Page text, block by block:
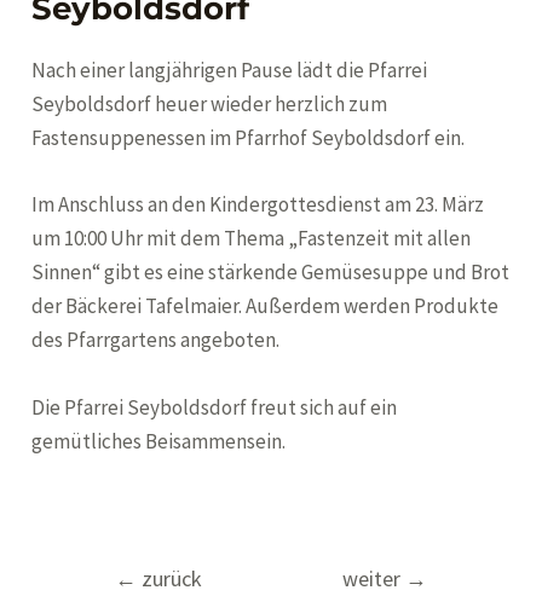
Seyboldsdorf
Nach einer langjährigen Pause lädt die Pfarrei
Seyboldsdorf heuer wieder herzlich zum
Fastensuppenessen im Pfarrhof Seyboldsdorf ein.
Im Anschluss an den Kindergottesdienst am 23. März
um 10:00 Uhr mit dem Thema „Fastenzeit mit allen
Sinnen“ gibt es eine stärkende Gemüsesuppe und Brot
der Bäckerei Tafelmaier. Außerdem werden Produkte
des Pfarrgartens angeboten.
Die Pfarrei Seyboldsdorf freut sich auf ein
gemütliches Beisammensein.
Beitragsnavigation
← zurück weiter →